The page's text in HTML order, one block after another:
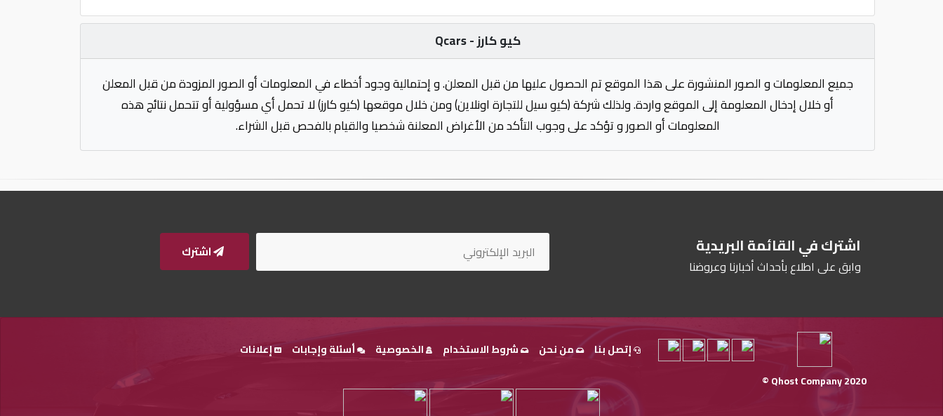
كيو كارز - Qcars
جميع المعلومات و الصور المنشورة على هذا الموقع تم الحصول عليها من قبل المعلن. و إحتمالية وجود أخطاء في المعلومات أو الصور المزودة من قبل المعلن
أو خلال إدخال المعلومة إلى الموقع واردة. ولذلك شركة (كيو سيل للتجارة اونلاين) ومن خلال موقعها (كيو كارز) لا تحمل أي مسؤولية أو تتحمل نتائج هذه
المعلومات أو الصور و تؤكد على وجوب التأكد من الأغراض المعلنة شخصيا والقيام بالفحص قبل الشراء.
اشترك في القائمة البريدية
وابق على اطلاع بأحداث أخبارنا وعروضنا
اشترك
Qhost Company 2020 ©
إتصل بنا من نحن شروط الاستخدام الخصوصية أسئلة وإجابات إعلانات